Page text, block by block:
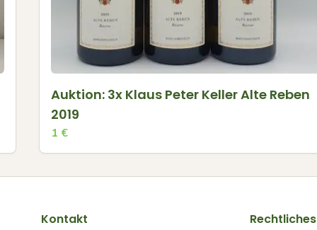
Auktion: 3x Klaus Peter Keller Alte Reben
2019
1 €
Kontakt Rechtliches